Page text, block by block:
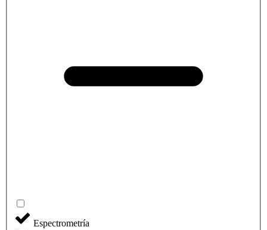
Espectrometría